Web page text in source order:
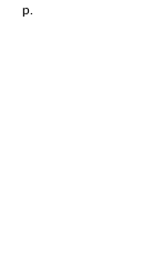
р.